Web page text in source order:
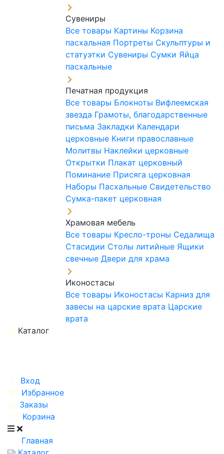
Сувениры
Все товары Картины Корзина
пасхальная Портреты Скульптуры и
статуэтки Сувениры Сумки Яйца
пасхальные
Печатная продукция
Все товары Блокноты Вифлеемская
звезда Грамоты, благодарственные
письма Закладки Календари
церковные Книги православные
Молитвы Наклейки церковные
Открытки Плакат церковный
Поминание Присяга церковная
Наборы Пасхальные Свидетельство
Сумка-пакет церковная
Храмовая мебель
Все товары Кресло-троны Седалища
Стасидии Столы литийные Ящики
свечные Двери для храма
Иконостасы
Все товары Иконостасы Карниз для
завесы на царские врата Царские
врата
Каталог
Вход
Избранное
Заказы
Корзина
Главная